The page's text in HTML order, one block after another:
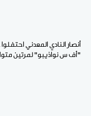
أنصار النادي المعدني
"أف س نواذيبو" لمرتين